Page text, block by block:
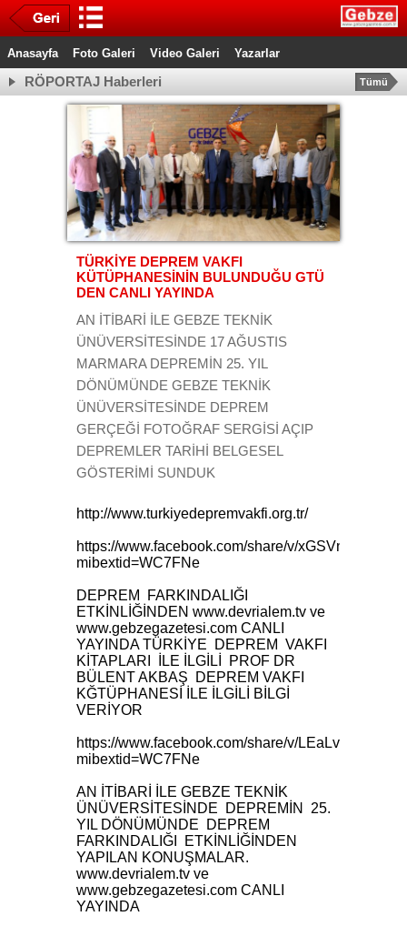
Anasayfa Foto Galeri Video Galeri Yazarlar
RÖPORTAJ Haberleri Tümü
TÜRKİYE DEPREM VAKFI
KÜTÜPHANESİNİN BULUNDUĞU GTÜ
DEN CANLI YAYINDA
AN İTİBARİ İLE GEBZE TEKNİK
ÜNÜVERSİTESİNDE 17 AĞUSTIS
MARMARA DEPREMİN 25. YIL
DÖNÜMÜNDE GEBZE TEKNİK
ÜNÜVERSİTESİNDE DEPREM
GERÇEĞİ FOTOĞRAF SERGİSİ AÇIP
DEPREMLER TARİHİ BELGESEL
GÖSTERİMİ SUNDUK
http://www.turkiyedepremvakfi.org.tr/
https://www.facebook.com/share/v/
mibextid=WC7FNe
DEPREM FARKINDALIĞI
ETKİNLİĞİNDEN www.devrialem.tv ve
www.gebzegazetesi.com CANLI
YAYINDA TÜRKİYE DEPREM VAKFI
KİTAPLARI İLE İLGİLİ PROF DR
BÜLENT AKBAŞ DEPREM VAKFI
KĞTÜPHANESİ İLE İLGİLİ BİLGİ
VERİYOR
https://www.facebook.com/share/v/
mibextid=WC7FNe
AN İTİBARİ İLE GEBZE TEKNİK
ÜNÜVERSİTESİNDE DEPREMİN 25.
YIL DÖNÜMÜNDE DEPREM
FARKINDALIĞI ETKİNLİĞİNDEN
YAPILAN KONUŞMALAR.
www.devrialem.tv ve
www.gebzegazetesi.com CANLI
YAYINDA